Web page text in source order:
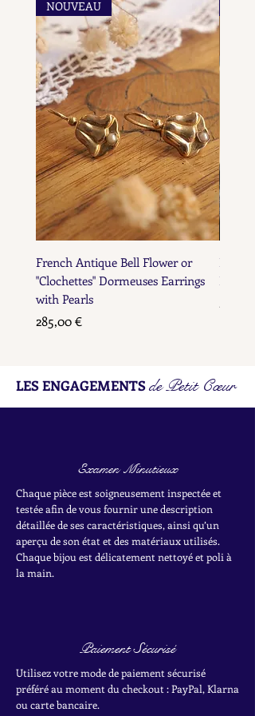
marks for objects in precious
metals.
NOUVEAU
French Antique Bell Flower or
"Clochettes" Dormeuses Earrings
with Pearls
Prix
285,00 €
LES ENGAGEMENTSde Petit Cœur
Examen Minutieux
Chaque pièce est soigneusement inspectée et
testée afin de vous fournir une description
détaillée de ses caractéristiques, ainsi qu’un
aperçu de son état et des matériaux utilisés.
Chaque bijou est délicatement nettoyé et poli à
la main.
Paiement Sécurisé
Utilisez votre mode de paiement sécurisé
préféré au moment du checkout : PayPal, Klarna
ou carte bancaire.